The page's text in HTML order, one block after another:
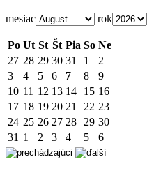
mesiac rok
Po Ut St Št Pia So Ne
27 28 29 30 31 1
2
3
4 5 6 7 8
9
10 11 12 13 14 15 16
17 18 19 20 21 22 23
24 25 26 27 28 29 30
31 1 2 3 4 5 6